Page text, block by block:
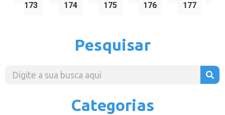
173
174 175 176 177
Pesquisar
Categorias